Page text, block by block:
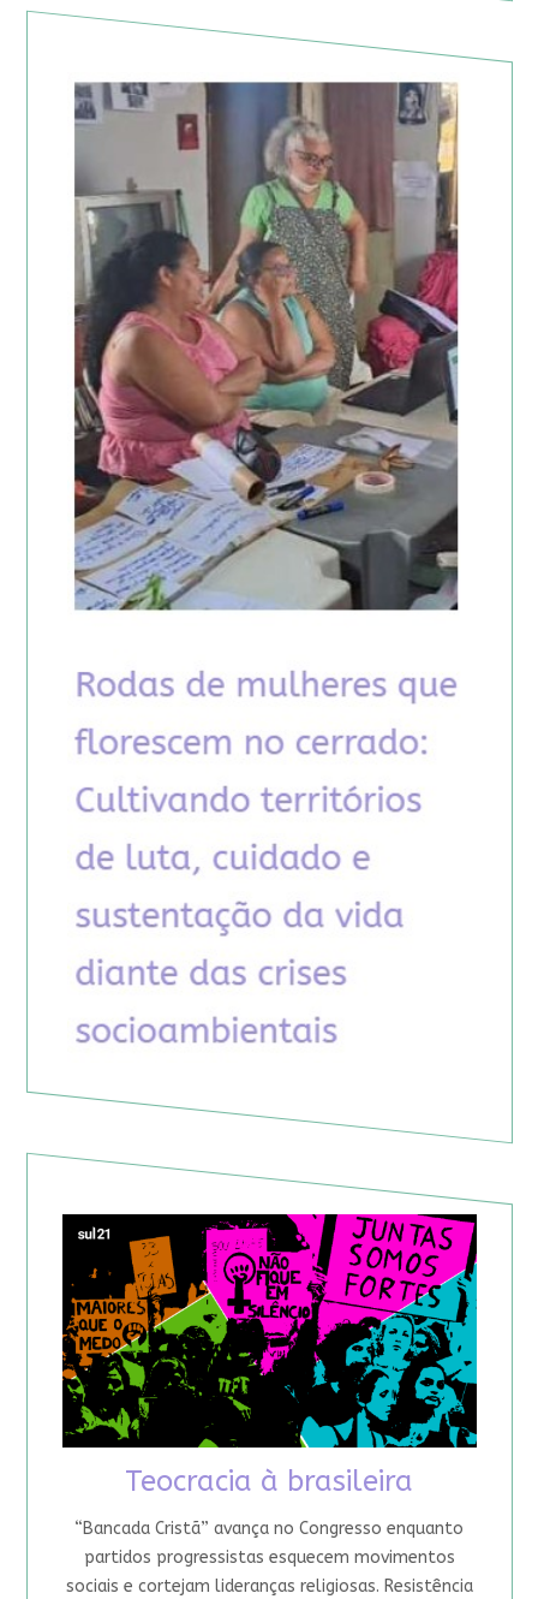
Teocracia à brasileira
“Bancada Cristã” avança no Congresso enquanto
partidos progressistas esquecem movimentos
sociais e cortejam lideranças religiosas. Resistência